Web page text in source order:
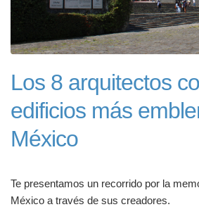
Los 8 arquitectos
edificios más
México
Te presentamos un recorrido por la
México a través de sus creadores.